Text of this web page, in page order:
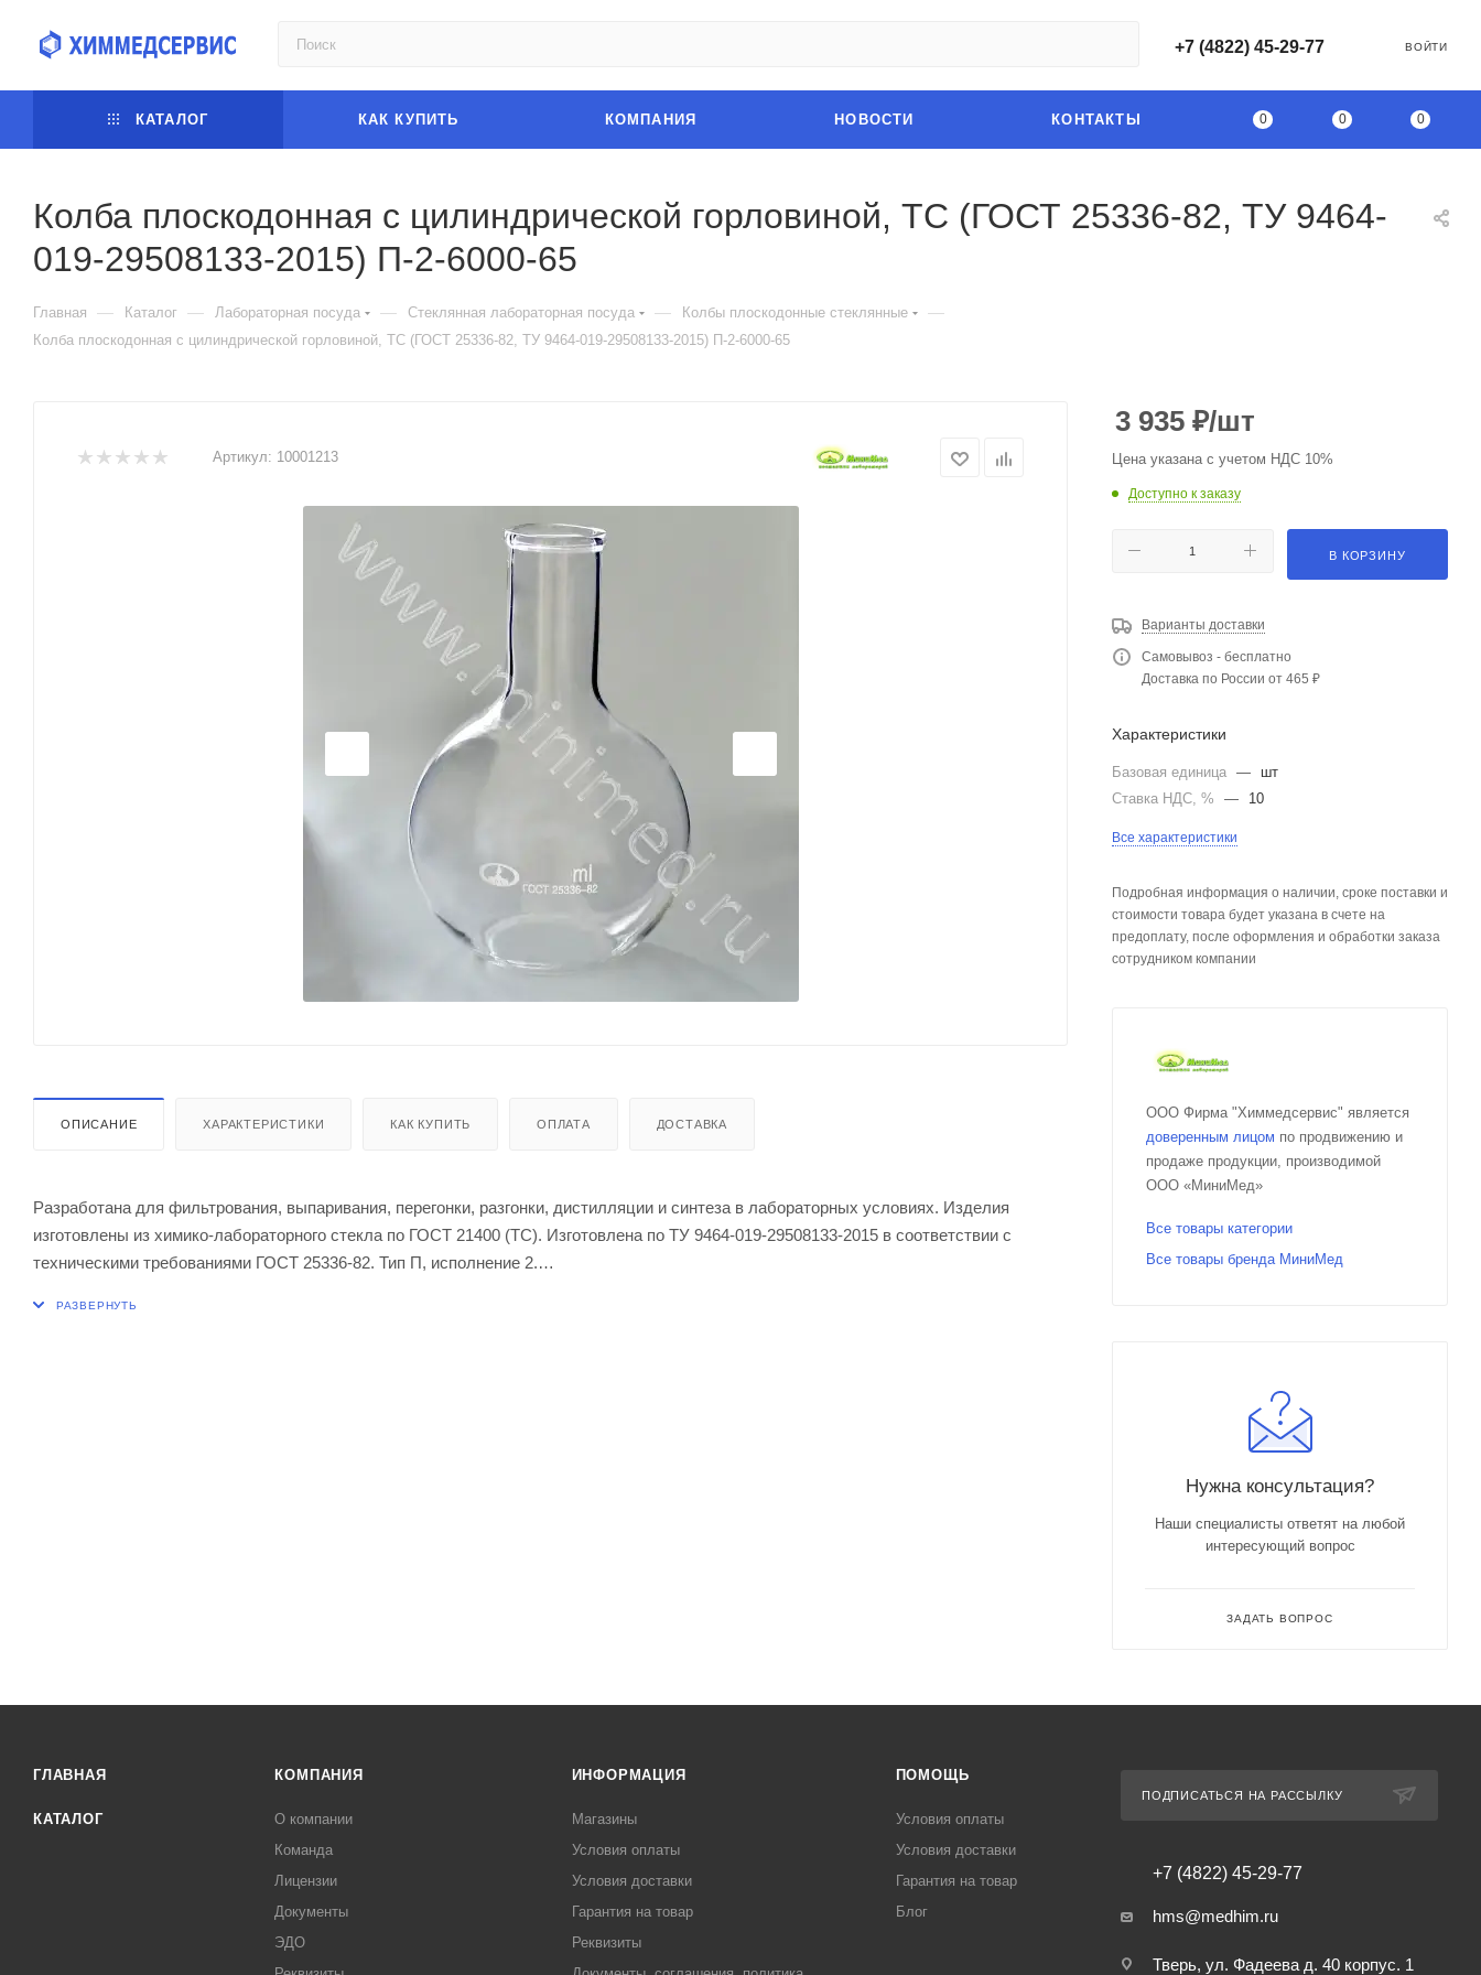
+7 (4822) 45-29-77 ВОЙТИ
0 0 0
КАТАЛОГ КАК КУПИТЬ КОМПАНИЯ НОВОСТИ КОНТАКТЫ
Колба плоскодонная с цилиндрической горловиной, ТС (ГОСТ 25336-82, ТУ 9464-
019-29508133-2015) П-2-6000-65
Главная — Каталог — Лабораторная посуда — Стеклянная лабораторная посуда — Колбы плоскодонные стеклянные —
Колба плоскодонная с цилиндрической горловиной, ТС (ГОСТ 25336-82, ТУ 9464-019-29508133-2015) П-2-6000-65
Артикул: 10001213
ОПИСАНИЕ ХАРАКТЕРИСТИКИ КАК КУПИТЬ ОПЛАТА ДОСТАВКА
Разработана для фильтрования, выпаривания, перегонки, разгонки, дистилляции и синтеза в лабораторных условиях. Изделия
изготовлены из химико-лабораторного стекла по ГОСТ 21400 (ТС). Изготовлена по ТУ 9464-019-29508133-2015 в соответствии с
техническими требованиями ГОСТ 25336-82. Тип П, исполнение 2.
3 935 ₽/шт
Цена указана с учетом НДС 10%
Доступно к заказу
В КОРЗИНУ
Варианты доставки
Самовывоз - бесплатно
Доставка по России от 465 ₽
Характеристики
Базовая единица —
шт
Ставка НДС, %
— 10
Все характеристики
Подробная информация о наличии, сроке поставки и
стоимости товара будет указана в счете на
предоплату, после оформления и обработки заказа
сотрудником компании
ООО Фирма "Химмедсервис" является
доверенным лицом по продвижению и
продаже продукции, производимой
ООО «МиниМед»
Все товары категории
Все товары бренда МиниМед
Нужна консультация?
Наши специалисты ответят на любой
интересующий вопрос
ЗАДАТЬ ВОПРОС
ГЛАВНАЯ
КАТАЛОГ
КОМПАНИЯ
О компании
Команда
Лицензии
Документы
ЭДО
ИНФОРМАЦИЯ
Магазины
Условия оплаты
Условия доставки
Гарантия на товар
Реквизиты
ПОМОЩЬ
Условия оплаты
Условия доставки
Гарантия на товар
Блог
ПОДПИСАТЬСЯ НА РАССЫЛКУ
+7 (4822) 45-29-77
hms@medhim.ru
Тверь, ул. Фадеева д. 40 корпус. 1